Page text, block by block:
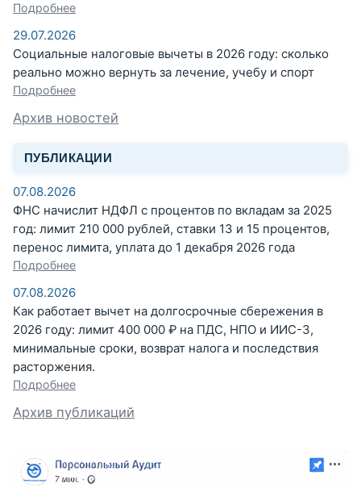
Подробнее
29.07.2026
Социальные налоговые вычеты в 2026 году: сколько
реально можно вернуть за лечение, учебу и спорт
Подробнее
Архив новостей
ПУБЛИКАЦИИ
07.08.2026
ФНС начислит НДФЛ с процентов по вкладам за 2025
год: лимит 210 000 рублей, ставки 13 и 15 процентов,
перенос лимита, уплата до 1 декабря 2026 года
Подробнее
07.08.2026
Как работает вычет на долгосрочные сбережения в
2026 году: лимит 400 000 ₽ на ПДС, НПО и ИИС-3,
минимальные сроки, возврат налога и последствия
расторжения.
Подробнее
Архив публикаций